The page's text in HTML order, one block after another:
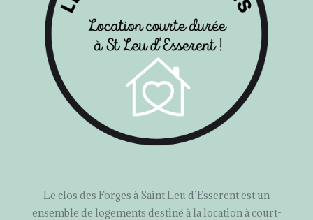
Le clos des Forges à Saint Leu d’Esserent est un
ensemble de logements destiné à la location à court-